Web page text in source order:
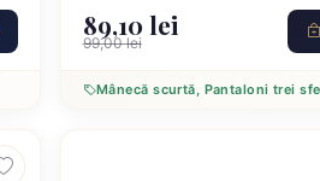
89,10 lei
99,00 lei
Mânecă scurtă, Pantaloni trei